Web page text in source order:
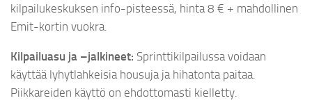
kilpailukeskuksen info-pisteessä, hinta 8 € + mahdollinen
Emit-kortin vuokra.
Kilpailuasu ja –jalkineet: Sprinttikilpailussa voidaan
käyttää lyhytlahkeisia housuja ja hihatonta paitaa.
Piikkareiden käyttö on ehdottomasti kielletty.